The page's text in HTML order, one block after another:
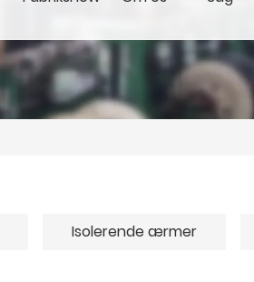
Isolerende ærmer